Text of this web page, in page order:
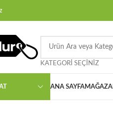
KATEGORI SEÇINIZ
ANA SAYFAMAĞAZA